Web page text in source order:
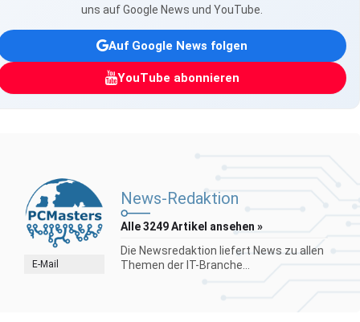
uns auf Google News und YouTube.
Auf Google News folgen
YouTube abonnieren
E-Mail
News-Redaktion
Alle 3249 Artikel ansehen »
Die Newsredaktion liefert News zu allen
Themen der IT-Branche...